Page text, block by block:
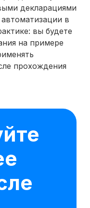
декларациями
в
вы будете
на примере
прохождения